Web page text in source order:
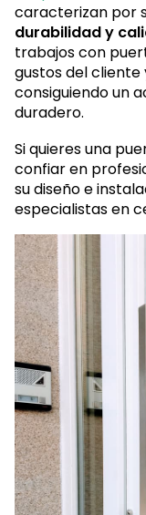
Laspuertas de
caracterizan por
durabilidad y
trabajos con
gustos del cliente
consiguiendo un
Si quieres una
confiar en
su diseño e
especialistas en